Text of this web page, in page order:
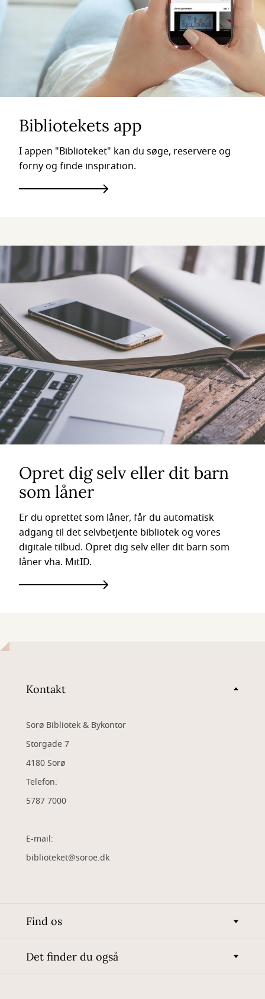
Bibliotekets app
I appen "Biblioteket" kan du søge, reservere og
forny og finde inspiration.
Opret dig selv eller dit barn
som låner
Er du oprettet som låner, får du automatisk
adgang til det selvbetjente bibliotek og vores
digitale tilbud. Opret dig selv eller dit barn som
låner vha. MitID.
Kontakt
Sorø Bibliotek & Bykontor
Storgade 7
4180 Sorø
Telefon:
5787 7000
E-mail:
biblioteket@soroe.dk
Find os
Det finder du også